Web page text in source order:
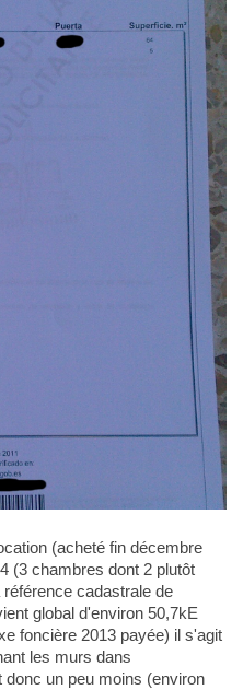
(acheté fin décembre
(3 chambres dont 2 plutôt
cadastrale de
global d'environ 50,7kE
foncière 2013 payée) il s'agit
les murs dans
donc un peu moins (environ